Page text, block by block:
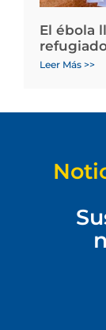
El ébola
Leer Más >>